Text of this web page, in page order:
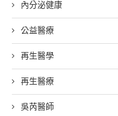
內分泌健康
公益醫療
再生醫學
再生醫療
吳芮醫師